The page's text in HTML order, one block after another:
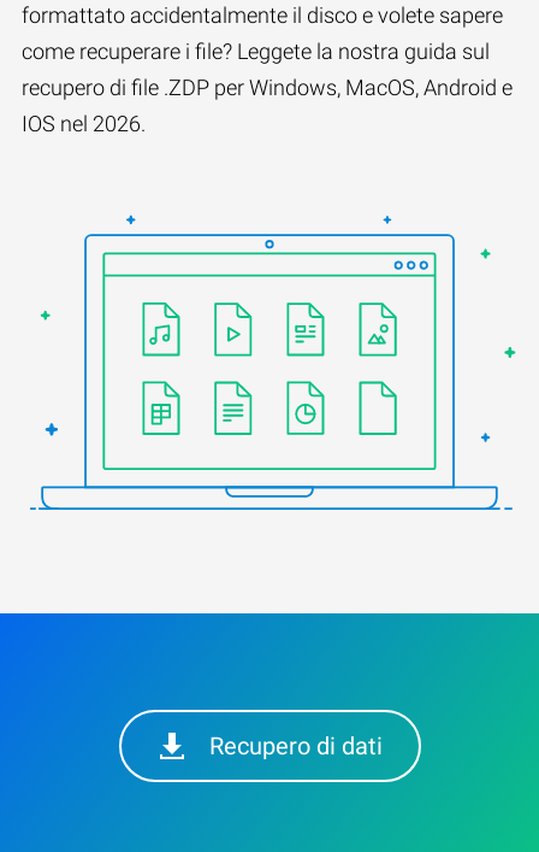
formattato accidentalmente il disco e volete sapere
come recuperare i file? Leggete la nostra guida sul
recupero di file .ZDP per Windows, MacOS, Android e
IOS nel 2026.
Recupero di dati